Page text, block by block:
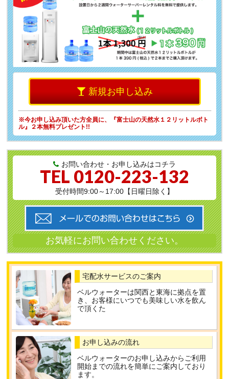
新規お申し込み
※今お申し込み頂いた方全員に、
『富士山の天然水１２リットルボト
ル』２本無料プレゼント!!
お問い合わせ・お申し込みはコチラ
TEL 0120-223-132
受付時間9:00～17:00【日曜日除く】
宅配水サービスのご案内
ベルウォーターは関西と東海に拠点を置
き、お客様にいつでも美味しい水を飲ん
で頂くた
お申し込みの流れ
ベルウォーターのお申し込みからご利用
開始までの流れを簡単にご案内しており
ます。